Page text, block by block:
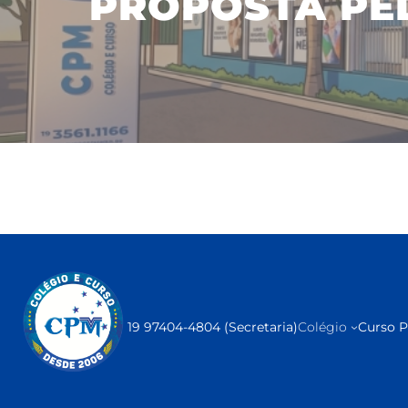
19 97404-4804 (Secretaria)Colégio Curso